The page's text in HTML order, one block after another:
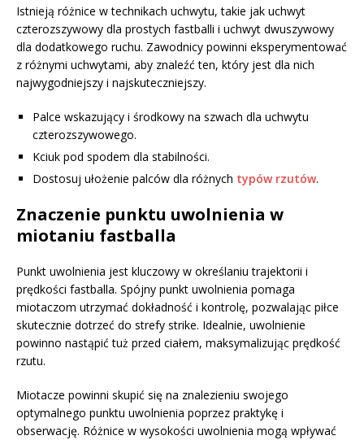
Istnieją różnice w technikach uchwytu, takie jak uchwyt
czterozszywowy dla prostych fastballi i uchwyt dwuszywowy
dla dodatkowego ruchu. Zawodnicy powinni eksperymentować
z różnymi uchwytami, aby znaleźć ten, który jest dla nich
najwygodniejszy i najskuteczniejszy.
Palce wskazujący i środkowy na szwach dla uchwytu
czterozszywowego.
Kciuk pod spodem dla stabilności.
Dostosuj ułożenie palców dla różnych typów rzutów.
Znaczenie punktu uwolnienia w
miotaniu fastballa
Punkt uwolnienia jest kluczowy w określaniu trajektorii i
prędkości fastballa. Spójny punkt uwolnienia pomaga
miotaczom utrzymać dokładność i kontrolę, pozwalając piłce
skutecznie dotrzeć do strefy strike. Idealnie, uwolnienie
powinno nastąpić tuż przed ciałem, maksymalizując prędkość
rzutu.
Miotacze powinni skupić się na znalezieniu swojego
optymalnego punktu uwolnienia poprzez praktykę i
obserwację. Różnice w wysokości uwolnienia mogą wpływać